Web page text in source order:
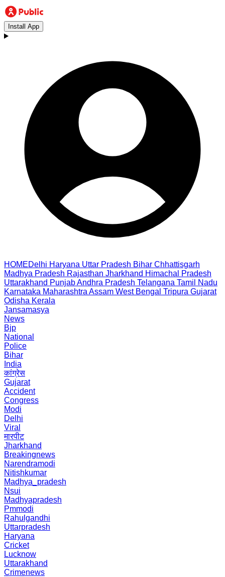
Install App
HOMEDelhi Haryana Uttar Pradesh Bihar Chhattisgarh
Madhya Pradesh Rajasthan Jharkhand Himachal Pradesh
Uttarakhand PunjabAndhra Pradesh Telangana Tamil Nadu
Karnataka Maharashtra Assam West Bengal Tripura Gujarat
Odisha Kerala
Jansamasya
News
Bjp
National
Police
Bihar
India
कांग्रेस
Gujarat
Accident
Congress
Modi
Delhi
Viral
मारपीट
Jharkhand
Breakingnews
Narendramodi
Nitishkumar
Madhya_pradesh
Nsui
Madhyapradesh
Pmmodi
Rahulgandhi
Uttarpradesh
Haryana
Cricket
Lucknow
Uttarakhand
Crimenews